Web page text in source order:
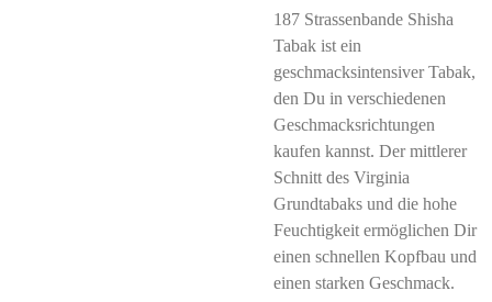
187 Strassenbande Shisha
Tabak ist ein
geschmacksintensiver Tabak,
den Du in verschiedenen
Geschmacksrichtungen
kaufen kannst. Der mittlerer
Schnitt des Virginia
Grundtabaks und die hohe
Feuchtigkeit ermöglichen Dir
einen schnellen Kopfbau und
einen starken Geschmack.